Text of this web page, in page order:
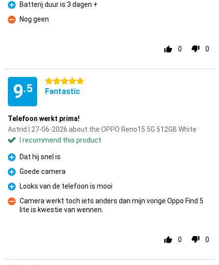
Pro
Batterij duur is 3 dagen +
Con
Nog geen
0 0
9.5
5 stars
Fantastic
Telefoon werkt prima!
Astrid | 27-06-2026 about the OPPO Reno15 5G 512GB White
I recommend this product
Pro
Dat hij snel is
Pro
Goede camera
Pro
Looks van de telefoon is mooi
Con
Camera werkt toch iets anders dan mijn vorige Oppo Find 5
lite is kwestie van wennen.
0 0